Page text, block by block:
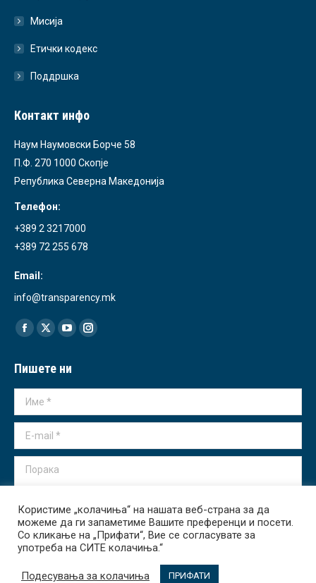
Мисија
Етички кодекс
Поддршка
Контакт инфо
Наум Наумовски Борче 58
П.Ф. 270 1000 Скопје
Република Северна Македонија
Телефон:
+389 2 3217000
+389 72 255 678
Email:
info@transparency.mk
Find us on:
Facebook
opens
in
new
X
opens
in
YouTube
opens
in
Instagram
in
Пишете ни
Име *
E-mail *
Порака
Испрати
Користиме „колачиња“ на нашата веб-страна за да
можеме да ги запаметиме Вашите преференци и посети.
Со кликање на „Прифати“, Вие се согласувате за
употреба на СИТЕ колачиња.“
Подесувања за колачиња ПРИФАТИ